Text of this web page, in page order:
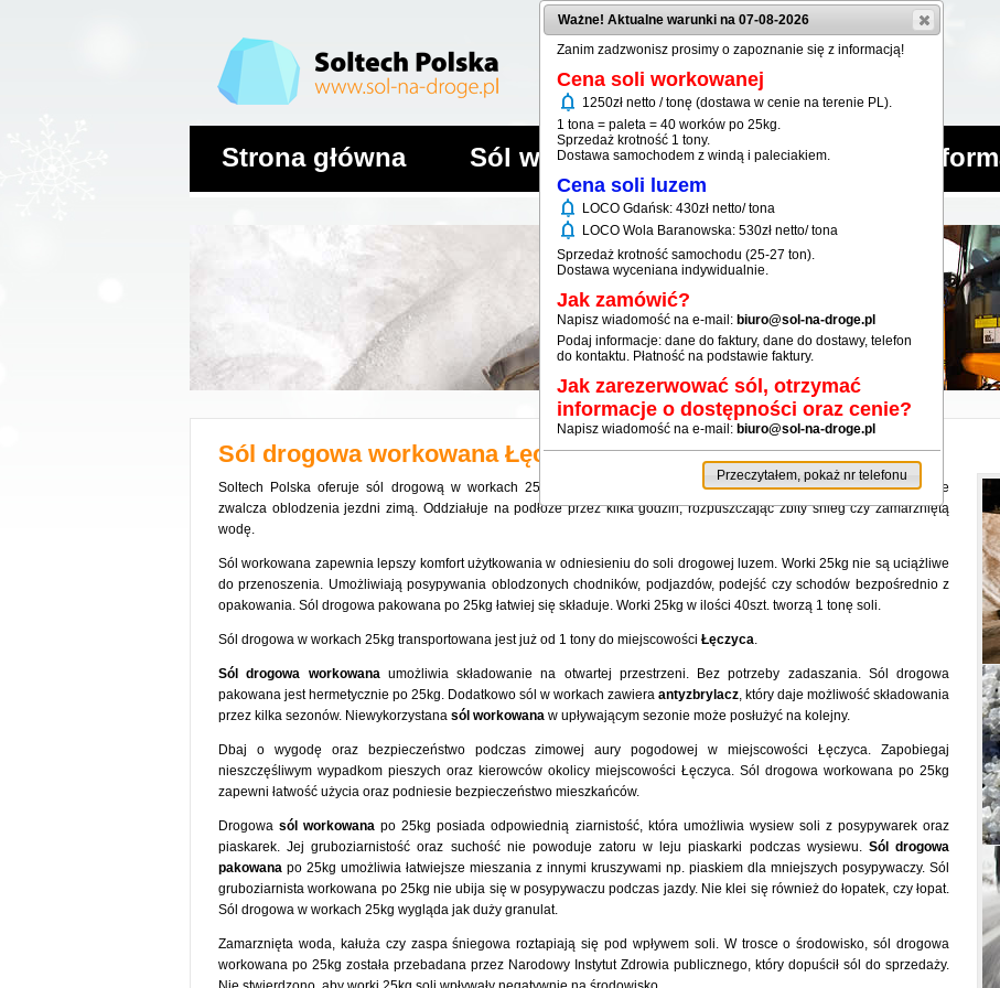
Strona główna Sól workowana Sól luzem
Sól drogowa workowana Łęczyca
Soltech Polska oferuje sól drogową w workach 25kg dla miejscowości Łęczyca. Oferowana sól workowana dobrze
zwalcza oblodzenia jezdni zimą. Oddziałuje na podłoże przez kilka godzin, rozpuszczając zbity śnieg czy zamarzniętą
wodę.
Sól workowana zapewnia lepszy komfort użytkowania w odniesieniu do soli drogowej luzem. Worki 25kg nie są uciążliwe
do przenoszenia. Umożliwiają posypywania oblodzonych chodników, podjazdów, podejść czy schodów bezpośrednio z
opakowania. Sól drogowa pakowana po 25kg łatwiej się składuje. Worki 25kg w ilości 40szt. tworzą 1 tonę soli.
Sól drogowa w workach 25kg transportowana jest już od 1 tony do miejscowości Łęczyca.
Sól drogowa workowanaumożliwia składowanie na otwartej przestrzeni. Bez potrzeby zadaszania. Sól drogowa
pakowana jest hermetycznie po 25kg. Dodatkowo sól w workach zawiera antyzbrylacz, który daje możliwość składowania
przez kilka sezonów. Niewykorzystana sól workowana w upływającym sezonie może posłużyć na kolejny.
Dbaj o wygodę oraz bezpieczeństwo podczas zimowej aury pogodowej w miejscowości Łęczyca. Zapobiegaj
nieszczęśliwym wypadkom pieszych oraz kierowców okolicy miejscowości Łęczyca. Sól drogowa workowana po 25kg
zapewni łatwość użycia oraz podniesie bezpieczeństwo mieszkańców.
Drogowasól workowana po 25kg posiada odpowiednią ziarnistość, która umożliwia wysiew soli z posypywarek oraz
piaskarek. Jej gruboziarnistość oraz suchość nie powoduje zatoru w leju piaskarki podczas wysiewu. Sól drogowa
pakowana po 25kg umożliwia łatwiejsze mieszania z innymi kruszywami np. piaskiem dla mniejszych posypywaczy. Sól
gruboziarnista workowana po 25kg nie ubija się w posypywaczu podczas jazdy. Nie klei się również do łopatek, czy łopat.
Sól drogowa w workach 25kg wygląda jak duży granulat.
Zamarznięta woda, kałuża czy zaspa śniegowa roztapiają się pod wpływem soli. W trosce o środowisko, sól drogowa
workowana po 25kg została przebadana przez Narodowy Instytut Zdrowia publicznego, który dopuścił sól do sprzedaży.
Ważne! Aktualne warunki na 07-08-2026
Zanim zadzwonisz prosimy o zapoznanie się z informacją!
Cena soli workowanej
notifications 1250zł netto / tonę (dostawa w cenie na terenie PL).
1 tona = paleta = 40 worków po 25kg.
Sprzedaż krotność 1 tony.
Dostawa samochodem z windą i paleciakiem.
Cena soli luzem
notifications LOCO Gdańsk: 430zł netto/ tona
notifications LOCO Wola Baranowska: 530zł netto/ tona
Sprzedaż krotność samochodu (25-27 ton).
Dostawa wyceniana indywidualnie.
Jak zamówić?
Napisz wiadomość na e-mail: biuro@sol-na-droge.pl
Podaj informacje: dane do faktury, dane do dostawy, telefon
do kontaktu. Płatność na podstawie faktury.
Jak zarezerwować sól, otrzymać
informacje o dostępności oraz cenie?
Napisz wiadomość na e-mail: biuro@sol-na-droge.pl
Przeczytałem, pokaż nr telefonu